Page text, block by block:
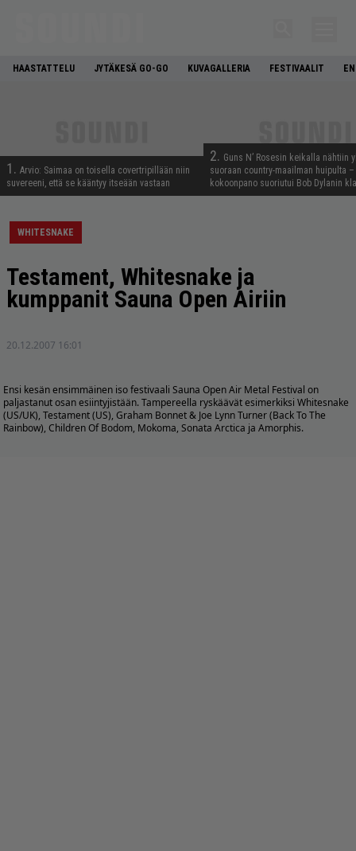
HAASTATTELU JYTÄKESÄ GO-GO KUVAGALLERIA FESTIVAALIT
1. Arvio: Saimaa on toisella covertripillään niin
suvereeni, että se kääntyy itseään vastaan
2. Guns N’ Rosesin keikalla nähtiin
suoraan country-maailman huipulta
kokoonpano suoriutui Bob Dylanin
WHITESNAKE
Testament, Whitesnake ja
kumppanit Sauna Open Airiin
20.12.2007 16:01
Ensi kesän ensimmäinen iso festivaali Sauna Open Air Metal Festival on
paljastanut osan esiintyjistään. Tampereella ryskäävät esimerkiksi Whitesnake
(US/UK), Testament (US), Graham Bonnet & Joe Lynn Turner (Back To The
Rainbow), Children Of Bodom, Mokoma, Sonata Arctica ja Amorphis.